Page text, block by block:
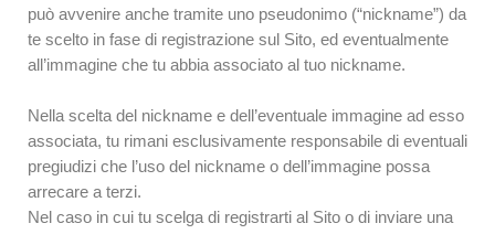
può avvenire anche tramite uno pseudonimo (“nickname”) da
te scelto in fase di registrazione sul Sito, ed eventualmente
all’immagine che tu abbia associato al tuo nickname.
Nella scelta del nickname e dell’eventuale immagine ad esso
associata, tu rimani esclusivamente responsabile di eventuali
pregiudizi che l’uso del nickname o dell’immagine possa
arrecare a terzi.
Nel caso in cui tu scelga di registrarti al Sito o di inviare una